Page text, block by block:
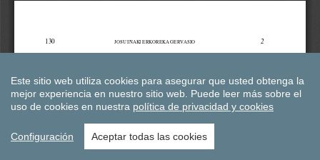
Este sitio web utiliza cookies para asegurar que usted obtenga la
mejor experiencia en nuestro sitio web. Puede leer más sobre el
uso de cookies en nuestra política de privacidad y cookies
Configuración Aceptar todas las cookies